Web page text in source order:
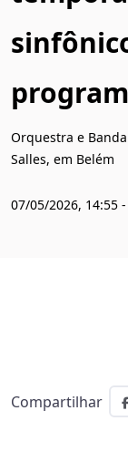
Orquestra e
Salles, em Belém
07/05/2026, 14:55
Compartilhar